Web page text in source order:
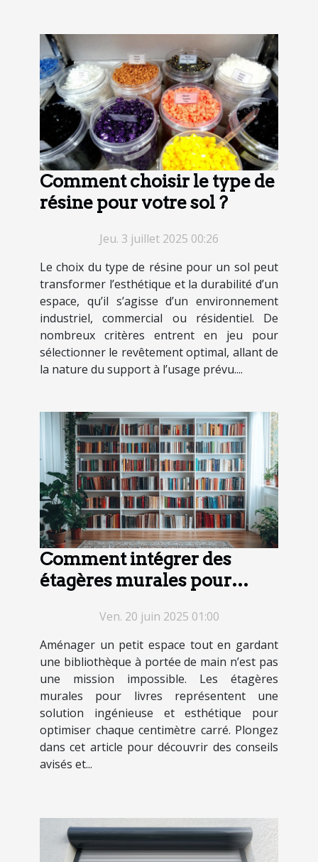
Comment choisir le type de
résine pour votre sol ?
Jeu. 3 juillet 2025 00:26
Le choix du type de résine pour un sol peut
transformer l’esthétique et la durabilité d’un
espace, qu’il s’agisse d’un environnement
industriel, commercial ou résidentiel. De
nombreux critères entrent en jeu pour
sélectionner le revêtement optimal, allant de
la nature du support à l’usage prévu....
Comment intégrer des
étagères murales pour
Ven. 20 juin 2025 01:00
Aménager un petit espace tout en gardant
une bibliothèque à portée de main n’est pas
une mission impossible. Les étagères
murales pour livres représentent une
solution ingénieuse et esthétique pour
optimiser chaque centimètre carré. Plongez
dans cet article pour découvrir des conseils
avisés et...